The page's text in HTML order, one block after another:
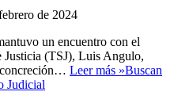
de 2024
un encuentro con el
Justicia (TSJ), Luis Angulo,
concreción… Leer más »Buscan
Judicial